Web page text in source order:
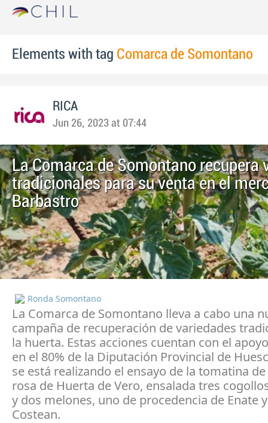
Elements with tag Comarca de Somontano
RICA
Jun 26, 2023 at 07:44
La Comarca de Somontano recupera
tradicionales para su venta en el
Barbastro
Ronda Somontano
La Comarca de Somontano lleva a cabo una
campaña de recuperación de variedades
la huerta. Estas acciones cuentan con el
en el 80% de la Diputación Provincial de
se está realizando el ensayo de la tomatina
rosa de Huerta de Vero, ensalada tres
y dos melones, uno de procedencia de Enate
Costean.